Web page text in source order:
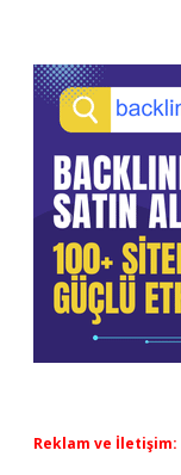
Reklam ve İletişim: